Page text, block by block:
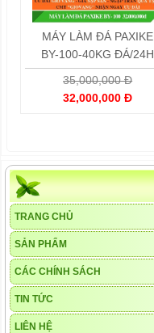
MÁY LÀM ĐÁ PAXIKE
BY-100-40KG ĐÁ/24H
35,000,000 Đ
32,000,000 Đ
TRANG CHỦ
SẢN PHẨM
CÁC CHÍNH SÁCH
TIN TỨC
LIÊN HỆ